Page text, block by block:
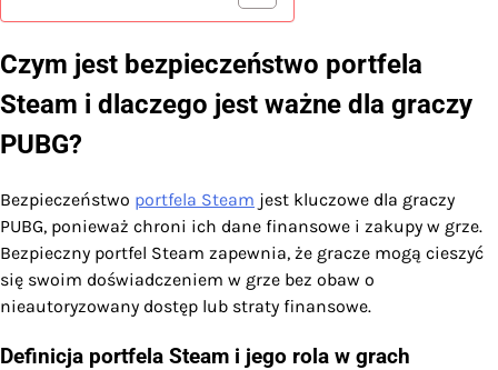
Czym jest bezpieczeństwo portfela
Steam i dlaczego jest ważne dla graczy
PUBG?
Bezpieczeństwo portfela Steam jest kluczowe dla graczy
PUBG, ponieważ chroni ich dane finansowe i zakupy w grze.
Bezpieczny portfel Steam zapewnia, że gracze mogą cieszyć
się swoim doświadczeniem w grze bez obaw o
nieautoryzowany dostęp lub straty finansowe.
Definicja portfela Steam i jego rola w grach